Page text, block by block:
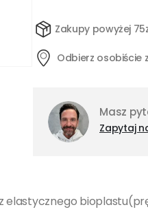
Zakupy powyżej
Odbierz osobiście
Masz
Zapytaj